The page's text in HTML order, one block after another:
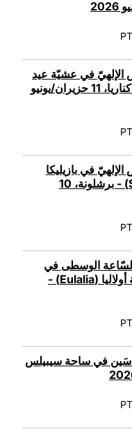
PT
الإلهيّ في عشيّة عيد
قلب يسوع الأقدس في مدرّج غران كناريا، 11 حزيران/يونيو
PT
الإلهيّ في بازيليكا
العائلة المقدّسة (Sagrada Familia) - برشلونة، 10
PT
السّاعة الوسطى في
كاتدرائيّة الصّليب المقدّس والقدّيسة أولاليا (Eulalia) -
PT
في ساحة سيبيلس
PT